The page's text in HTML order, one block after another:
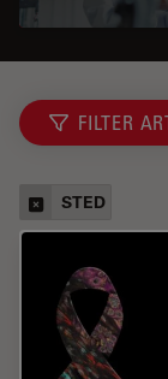
FILTER
STED